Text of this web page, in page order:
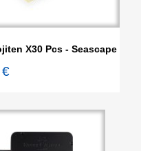
X30 Pcs - Seascape